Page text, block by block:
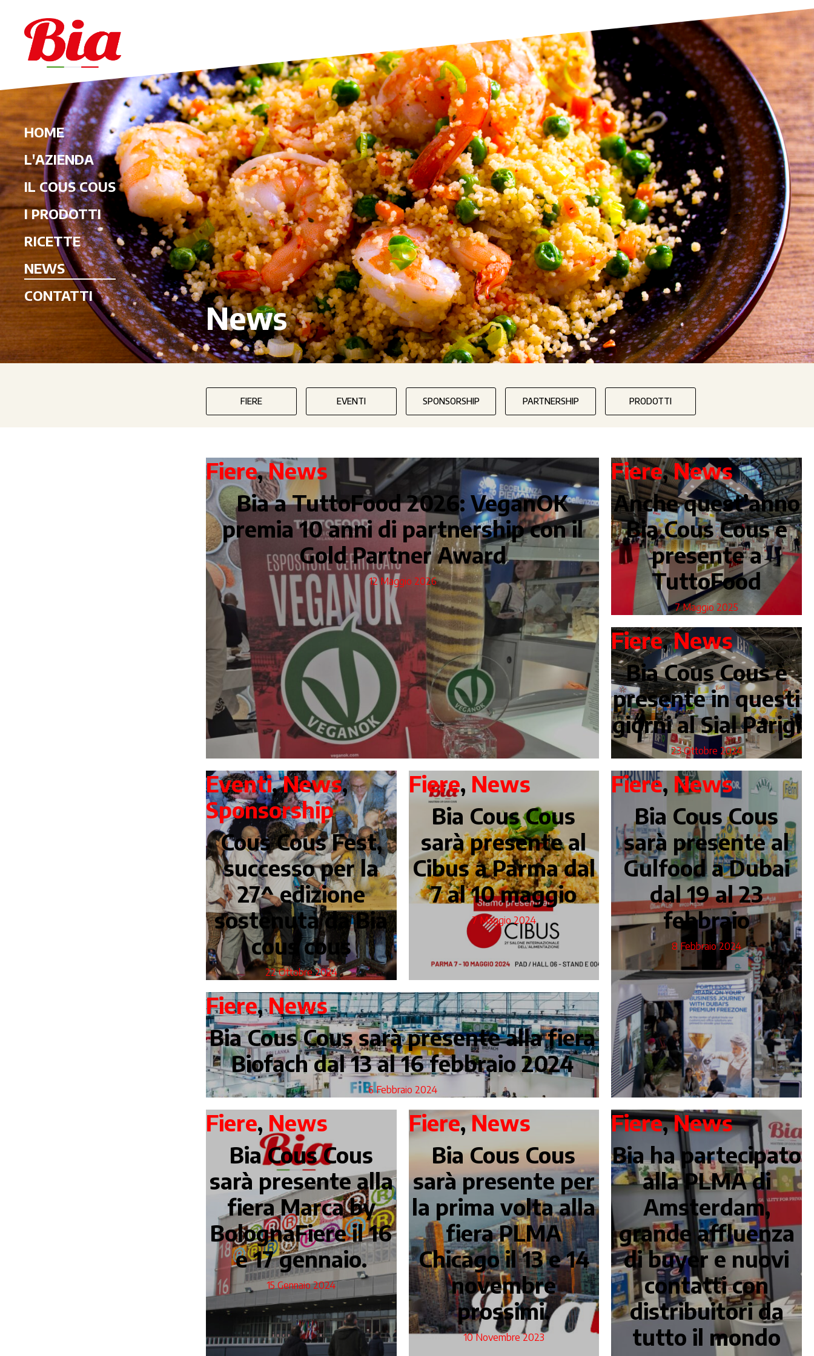
HOME
L'AZIENDA
IL COUS COUS
I PRODOTTI
RICETTE
NEWS
CONTATTI
News
FIERE EVENTI SPONSORSHIP PARTNERSHIP PRODOTTI
Fiere,News
Bia a TuttoFood 2026: VeganOK
premia 10 anni di partnership con il
Gold Partner Award
12 Maggio 2026
Fiere,News
Anche quest’anno
Bia Cous Cous è
presente a
TuttoFood
7 Maggio 2025
Fiere,News
Bia Cous Cous è
presente in questi
giorni al Sial Parigi
23 Ottobre 2024
Eventi,News,
Sponsorship
Cous Cous Fest,
successo per la
27^ edizione
sostenuta da Bia
cous cous
22 Ottobre 2024
Fiere, News
Bia Cous Cous
sarà presente al
Cibus a Parma dal
7 al 10 maggio
7 Maggio 2024
Fiere, News
Bia Cous Cous
sarà presente al
Gulfood a Dubai
dal 19 al 23
febbraio
8 Febbraio 2024
Fiere,News
Bia Cous Cous sarà presente alla fiera
Biofach dal 13 al 16 febbraio 2024
6 Febbraio 2024
Fiere, News
Bia Cous Cous
sarà presente alla
fiera Marca by
BolognaFiere il 16
e 17 gennaio.
15 Gennaio 2024
Fiere,News
Bia Cous Cous
sarà presente per
la prima volta alla
fiera PLMA
Chicago il 13 e 14
novembre
prossimi.
10 Novembre 2023
Fiere,News
Bia ha partecipato
alla PLMA di
Amsterdam,
grande affluenza
di buyer e nuovi
contatti con
distribuitori da
tutto il mondo